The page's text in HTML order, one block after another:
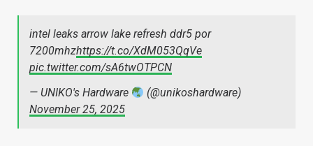
intel leaks arrow lake refresh ddr5 por
7200mhzhttps://t.co/XdM053QqVe
pic.twitter.com/sA6twOTPCN
— UNIKO's Hardware
(@unikoshardware)
November 25, 2025